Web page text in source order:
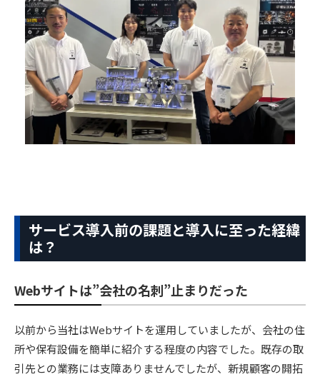
サービス導入前の課題と導入に至った経緯
は？
Webサイトは”会社の名刺”止まりだった
以前から当社はWebサイトを運用していましたが、会社の住
所や保有設備を簡単に紹介する程度の内容でした。既存の取
引先との業務には支障ありませんでしたが、新規顧客の開拓